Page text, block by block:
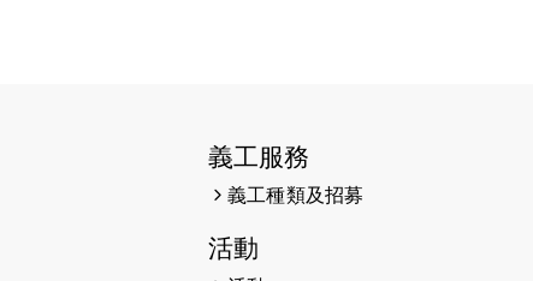
猛龍長跑隊恆常練習 - 6月25日
（19:00開始）
猛龍長跑隊恆常練習 - 6月18日
（19:00開始）打風取消
義工服務
義工種類及招募
活動